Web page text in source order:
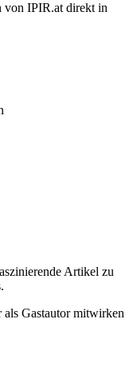
von IPIR.at direkt in
Artikel zu
als Gastautor mitwirken